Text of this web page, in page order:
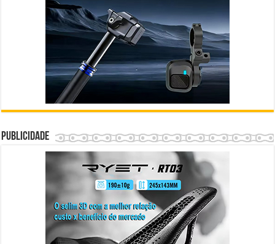
Publicidade